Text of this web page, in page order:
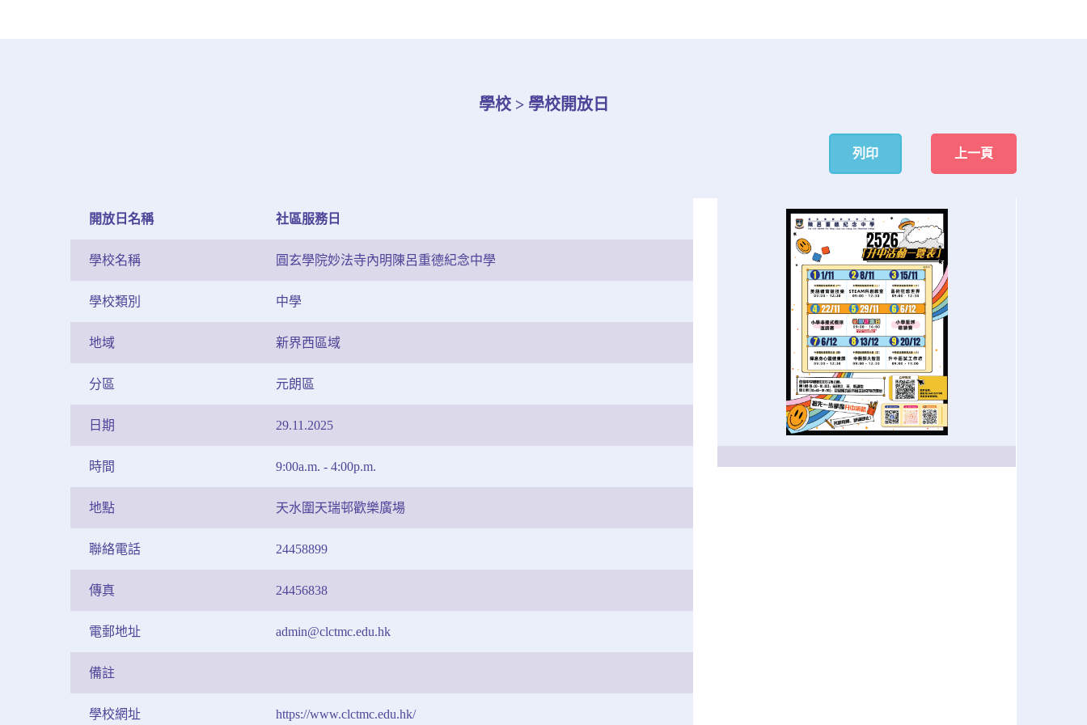
學校 > 學校開放日
列印 上一頁
開放日名稱 社區服務日
學校名稱 圓玄學院妙法寺內明陳呂重德紀念中學
學校類別 中學
地域 新界西區域
分區 元朗區
日期 29.11.2025
時間 9:00a.m. - 4:00p.m.
地點 天水圍天瑞邨歡樂廣場
聯絡電話 24458899
傳真 24456838
電郵地址 admin@clctmc.edu.hk
備註
學校網址 https://www.clctmc.edu.hk/